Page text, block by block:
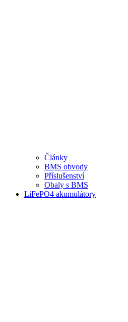
Články
BMS obvody
Příslušenství
Obaly s BMS
LiFePO4 akumulátory